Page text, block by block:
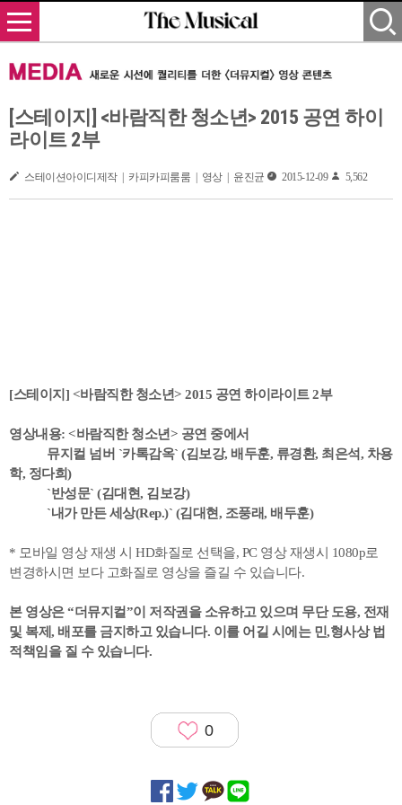
[스테이지] <바람직한 청소년> 2015 공연 하이
라이트 2부
스테이션아이디제작 | 카피카피룸룸 | 영상 | 윤진균 2015-12-09 5,562
[스테이지] <바람직한 청소년> 2015 공연 하이라이트 2부
영상내용: <바람직한 청소년> 공연 중에서
뮤지컬 넘버 `카톡감옥` (김보강, 배두훈, 류경환, 최은석, 차용
학, 정다희)
`반성문` (김대현, 김보강)
`내가 만든 세상(Rep.)` (김대현, 조풍래, 배두훈)
* 모바일 영상 재생 시 HD화질로 선택을, PC 영상 재생시 1080p로
변경하시면 보다 고화질로 영상을 즐길 수 있습니다.
본 영상은 “더뮤지컬”이 저작권을 소유하고 있으며 무단 도용, 전재
및 복제, 배포를 금지하고 있습니다. 이를 어길 시에는 민,형사상 법
적책임을 질 수 있습니다.
0